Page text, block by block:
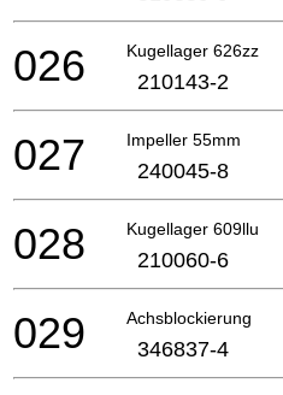
Kugellager 626zz
026 210143-2
Impeller 55mm
027 240045-8
Kugellager 609llu
028 210060-6
Achsblockierung
029 346837-4